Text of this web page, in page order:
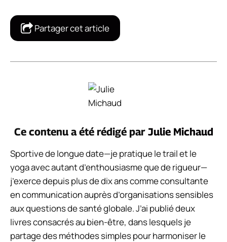
Partager cet article
Ce contenu a été rédigé par Julie Michaud
Sportive de longue date—je pratique le trail et le
yoga avec autant d’enthousiasme que de rigueur—
j’exerce depuis plus de dix ans comme consultante
en communication auprès d’organisations sensibles
aux questions de santé globale. J’ai publié deux
livres consacrés au bien-être, dans lesquels je
partage des méthodes simples pour harmoniser le